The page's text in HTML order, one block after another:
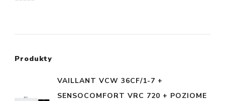
Produkty
VAILLANT VCW 36CF/1-7 +
SENSOCOMFORT VRC 720 + POZIOME